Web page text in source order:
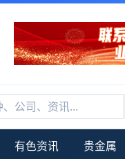
有色资讯 贵金属